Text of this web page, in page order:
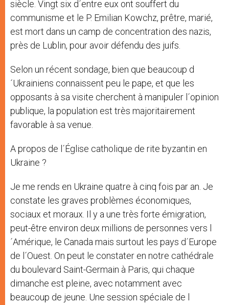
siècle. Vingt six d´entre eux ont souffert du
communisme et le P. Emilian Kowchz, prêtre, marié,
est mort dans un camp de concentration des nazis,
près de Lublin, pour avoir défendu des juifs.
Selon un récent sondage, bien que beaucoup d
´Ukrainiens connaissent peu le pape, et que les
opposants à sa visite cherchent à manipuler l´opinion
publique, la population est très majoritairement
favorable à sa venue.
A propos de l´Église catholique de rite byzantin en
Ukraine ?
Je me rends en Ukraine quatre à cinq fois par an. Je
constate les graves problèmes économiques,
sociaux et moraux. Il y a une très forte émigration,
peut-être environ deux millions de personnes vers l
´Amérique, le Canada mais surtout les pays d´Europe
de l´Ouest. On peut le constater en notre cathédrale
du boulevard Saint-Germain à Paris, qui chaque
dimanche est pleine, avec notamment avec
beaucoup de jeune. Une session spéciale de l